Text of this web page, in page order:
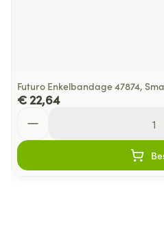
Futuro Enkelbandage 47874,
€ 22,64